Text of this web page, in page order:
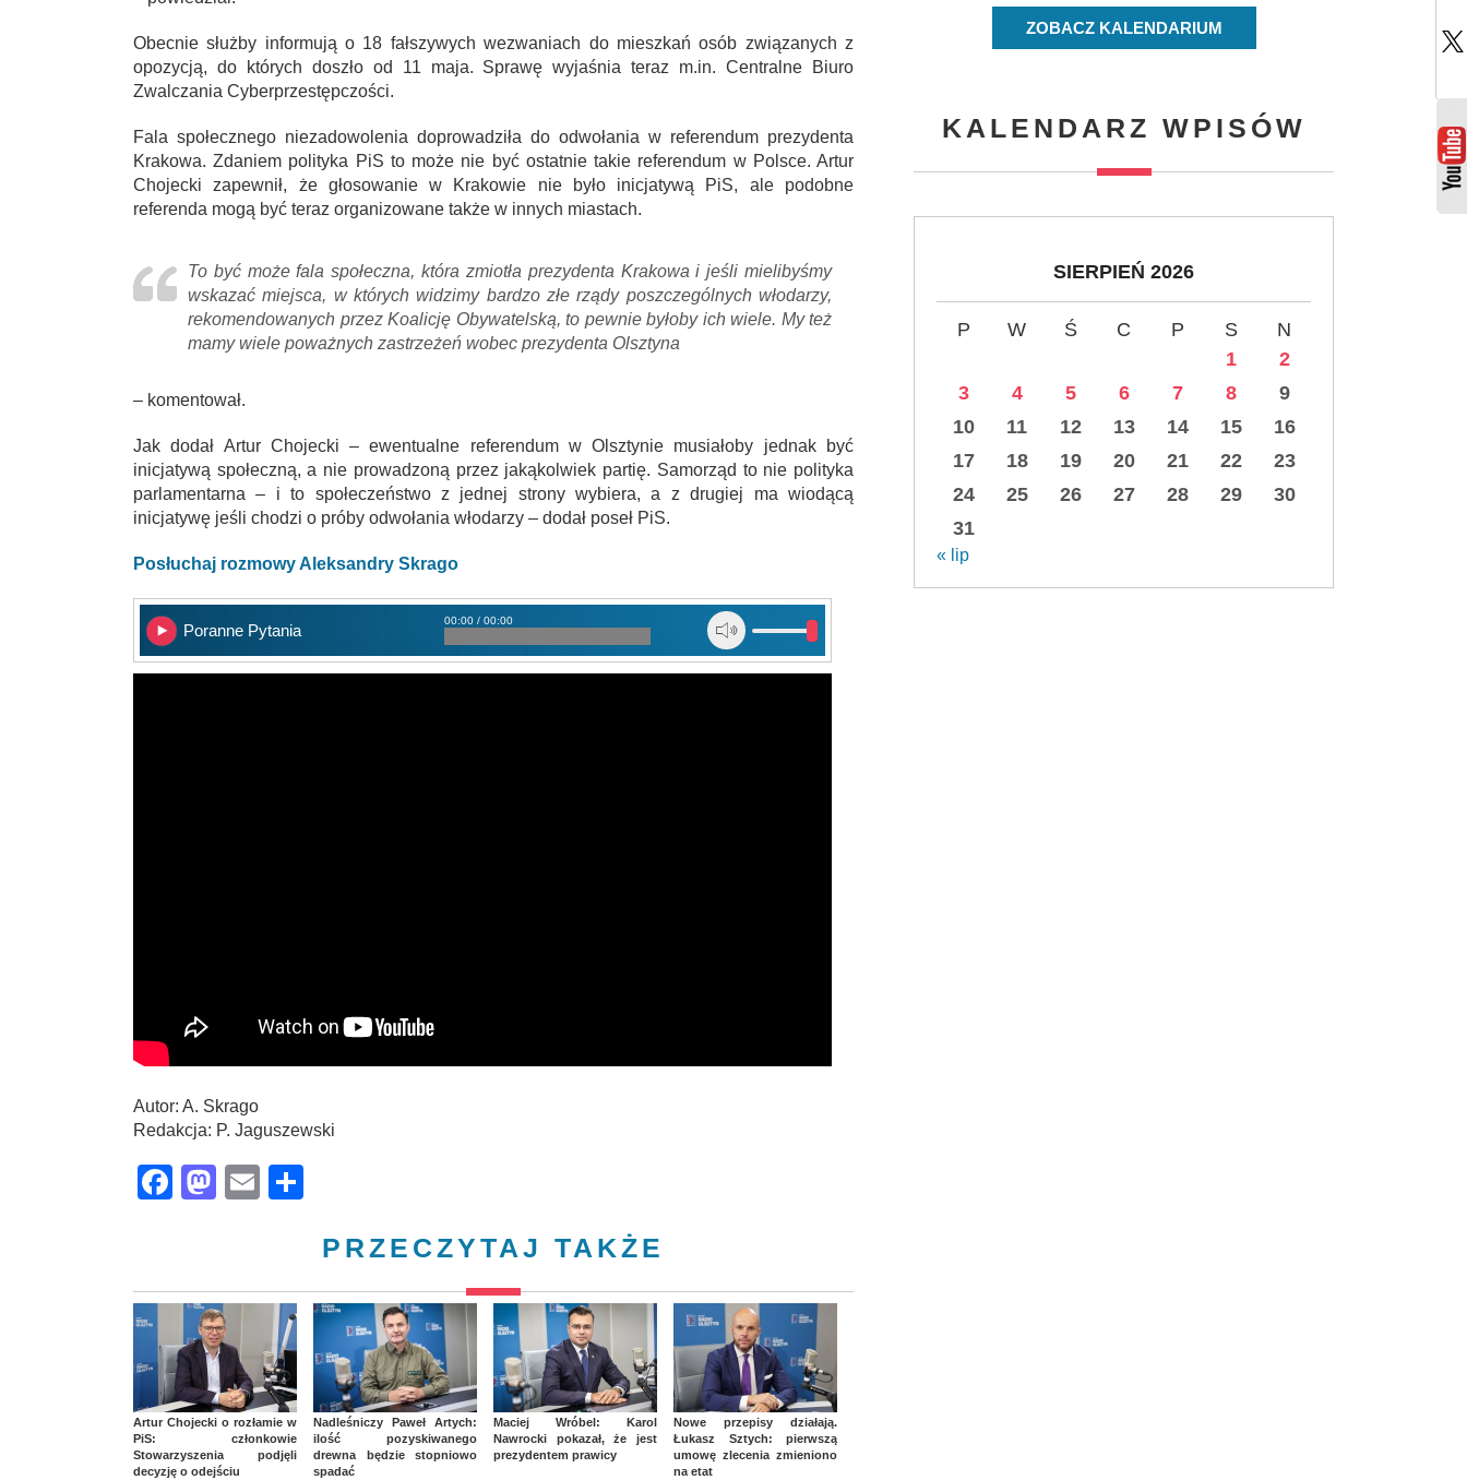
Obecnie służby informują o 18 fałszywych wezwaniach do mieszkań osób związanych z
opozycją, do których doszło od 11 maja. Sprawę wyjaśnia teraz m.in. Centralne Biuro
Zwalczania Cyberprzestępczości.
Fala społecznego niezadowolenia doprowadziła do odwołania w referendum prezydenta
Krakowa. Zdaniem polityka PiS to może nie być ostatnie takie referendum w Polsce. Artur
Chojecki zapewnił, że głosowanie w Krakowie nie było inicjatywą PiS, ale podobne
referenda mogą być teraz organizowane także w innych miastach.
To być może fala społeczna, która zmiotła prezydenta Krakowa i jeśli mielibyśmy
wskazać miejsca, w których widzimy bardzo złe rządy poszczególnych włodarzy,
rekomendowanych przez Koalicję Obywatelską, to pewnie byłoby ich wiele. My też
mamy wiele poważnych zastrzeżeń wobec prezydenta Olsztyna
– komentował.
Jak dodał Artur Chojecki – ewentualne referendum w Olsztynie musiałoby jednak być
inicjatywą społeczną, a nie prowadzoną przez jakąkolwiek partię. Samorząd to nie polityka
parlamentarna – i to społeczeństwo z jednej strony wybiera, a z drugiej ma wiodącą
inicjatywę jeśli chodzi o próby odwołania włodarzy – dodał poseł PiS.
Posłuchaj rozmowy Aleksandry Skrago
Poranne Pytania
00:00 / 00:00
Autor: A. Skrago
Redakcja: P. Jaguszewski
Facebook
Mastodon
Email
PRZECZYTAJ TAKŻE
Artur Chojecki o rozłamie w
PiS: członkowie
Stowarzyszenia podjęli
decyzję o odejściu
Nadleśniczy Paweł Artych:
ilość pozyskiwanego
drewna będzie stopniowo
spadać
Maciej Wróbel: Karol
Nawrocki pokazał, że jest
prezydentem prawicy
Nowe przepisy działają.
Łukasz Sztych: pierwszą
umowę zlecenia zmieniono
na etat
ZOBACZ KALENDARIUM
KALENDARZ WPISÓW
SIERPIEŃ 2026
P W Ś C P S
N
1
2
3
4 5 6 7 8
9
10
11 12 13 14 15
16
17
18 19 20 21 22
23
24
25 26 27 28 29
30
31
« lip